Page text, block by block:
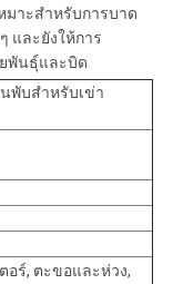
มาะสำหรับการบาด
และยังให้การ
พันธุ์และบิด
พับสำหรับเข่า
อร์, ตะขอและห่วง,